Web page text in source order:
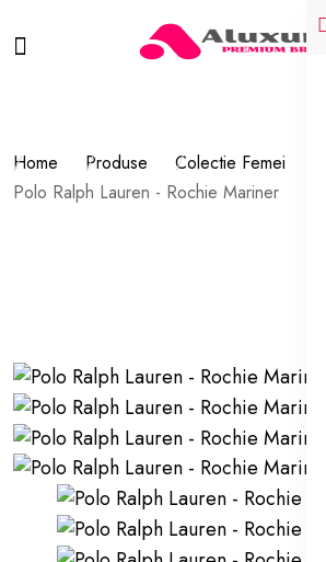
Home Produse Colectie Femei
Polo Ralph Lauren - Rochie Mariner